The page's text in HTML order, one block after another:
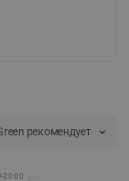
рекомендует
-20:00